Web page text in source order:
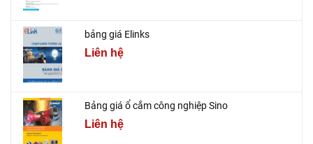
bảng giá Elinks
Liên hệ
Bảng giá ổ cắm công nghiệp Sino
Liên hệ